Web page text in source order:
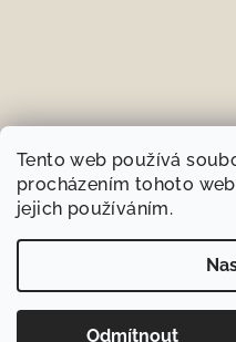
Tento web používá
procházením tohoto
jejich používáním.
Odmítnout
Sledovat na